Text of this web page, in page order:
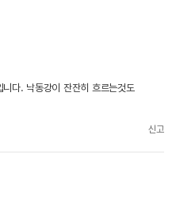
다. 낙동강이 잔잔히 흐르는것도
신고